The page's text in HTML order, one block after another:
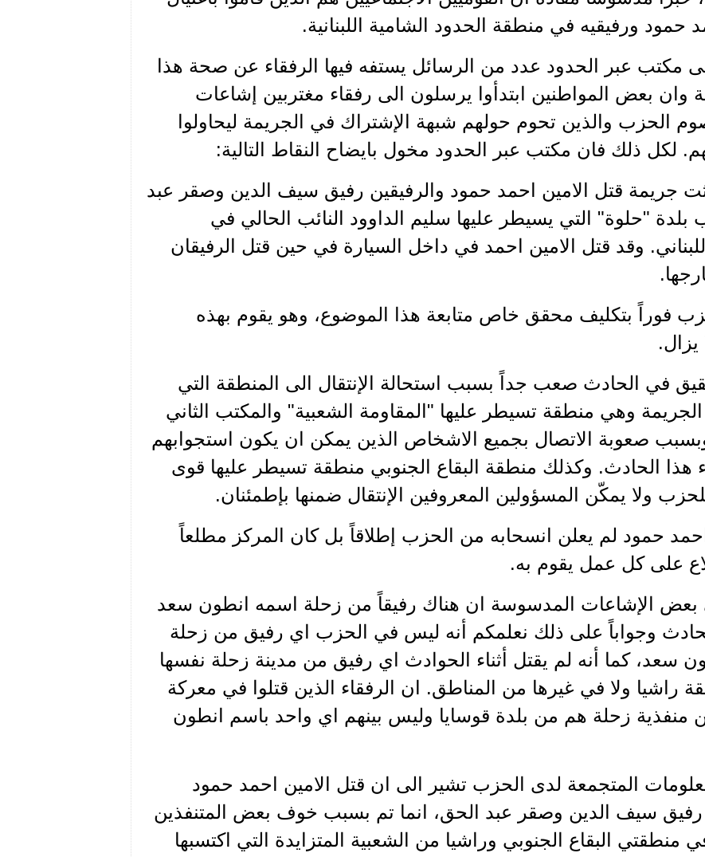
حمود ورفيقيه في منطقة الحدود الشامية اللبنانية.
مكتب عبر الحدود عدد من الرسائل يستفه فيها الرفقاء عن صحة هذا
وان بعض المواطنين ابتدأوا يرسلون الى رفقاء مغتربين إشاعات
الحزب والذين تحوم حولهم شبهة الإشتراك في الجريمة ليحاولوا
لكل ذلك فان مكتب عبر الحدود مخول بايضاح النقاط التالية:
جريمة قتل الامين احمد حمود والرفيقين رفيق سيف الدين وصقر عبد
بلدة "حلوة" التي يسيطر عليها سليم الداوود النائب الحالي في
وقد قتل الامين احمد في داخل السيارة في حين قتل الرفيقان
فوراً بتكليف محقق خاص متابعة هذا الموضوع، وهو يقوم بهذه
يزال.
في الحادث صعب جداً بسبب استحالة الإنتقال الى المنطقة التي
وهي منطقة تسيطر عليها "المقاومة الشعبية" والمكتب الثاني
صعوبة الاتصال بجميع الاشخاص الذين يمكن ان يكون استجوابهم
هذا الحادث. وكذلك منطقة البقاع الجنوبي منطقة تسيطر عليها قوى
ولا يمكّن المسؤولين المعروفين الإنتقال ضمنها بإطمئنان.
احمد حمود لم يعلن انسحابه من الحزب إطلاقاً بل كان المركز مطلعاً
على كل عمل يقوم به.
بعض الإشاعات المدسوسة ان هناك رفيقاً من زحلة اسمه انطون سعد
وجواباً على ذلك نعلمكم أنه ليس في الحزب اي رفيق من زحلة
سعد، كما أنه لم يقتل أثناء الحوادث اي رفيق من مدينة زحلة نفسها
راشيا ولا في غيرها من المناطق. ان الرفقاء الذين قتلوا في معركة
منفذية زحلة هم من بلدة قوسايا وليس بينهم اي واحد باسم انطون
المتجمعة لدى الحزب تشير الى ان قتل الامين احمد حمود
رفيق سيف الدين وصقر عبد الحق، انما تم بسبب خوف بعض المتنفذين
منطقتي البقاع الجنوبي وراشيا من الشعبية المتزايدة التي اكتسبها